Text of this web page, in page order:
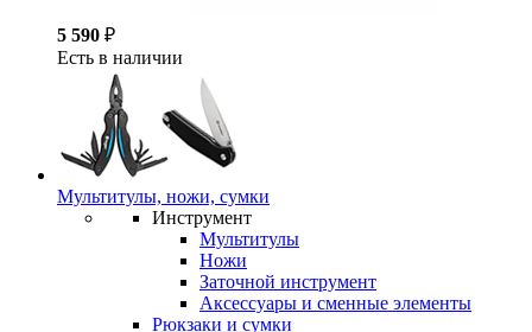
5 590 ₽
Есть в наличии
Мультитулы, ножи, сумки
Инструмент
Мультитулы
Ножи
Заточной инструмент
Аксессуары и сменные элементы
Рюкзаки и сумки